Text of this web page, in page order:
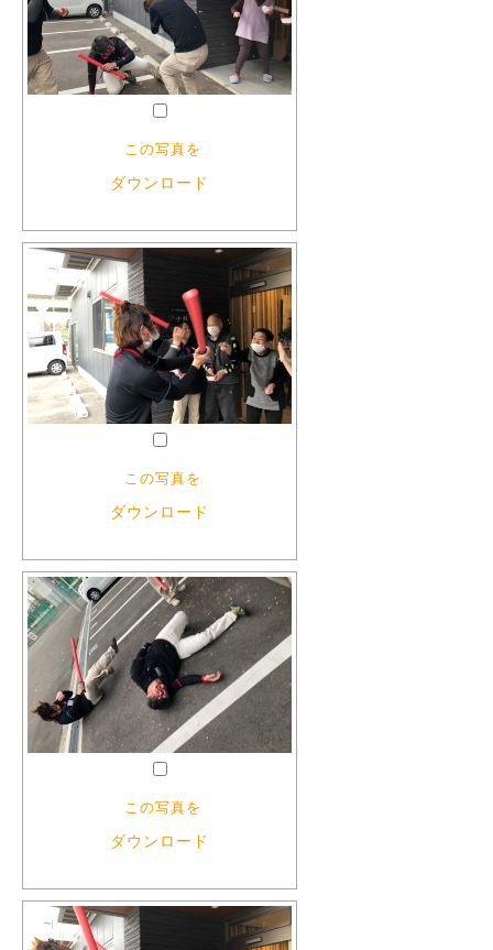
この写真を
ダウンロード
この写真を
ダウンロード
この写真を
ダウンロード